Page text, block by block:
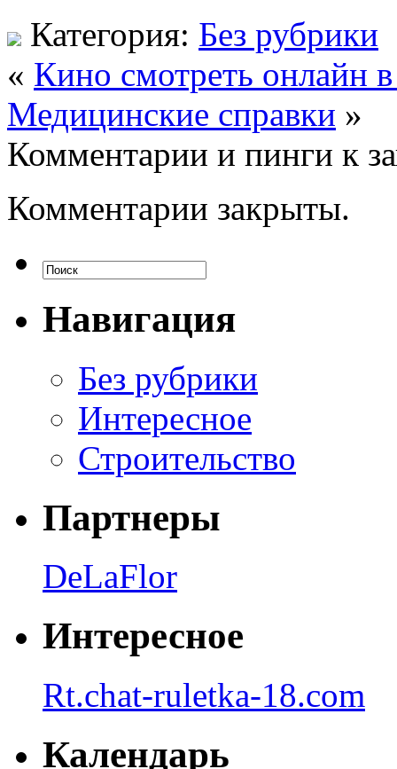
Категория: Без рубрики
« Кино смотреть онлайн
Медицинские справки »
Комментарии и пинги к
Комментарии закрыты.
Навигация
Без рубрики
Интересное
Строительство
Партнеры
DeLaFlor
Интересное
Rt.chat-ruletka-18.com
Календарь